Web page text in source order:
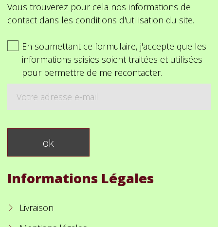
Vous trouverez pour cela nos informations de
contact dans les conditions d'utilisation du site.
En soumettant ce formulaire, j'accepte que les
informations saisies soient traitées et utilisées
pour permettre de me recontacter.
Informations Légales
Livraison